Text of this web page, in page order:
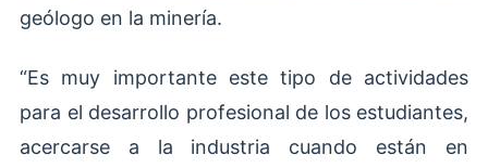
geólogo en la minería.
“Es muy importante este tipo de actividades
para el desarrollo profesional de los estudiantes,
acercarse a la industria cuando están en